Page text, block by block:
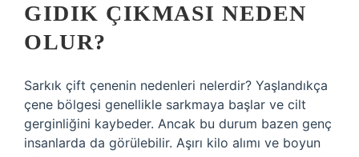
GIDIK ÇIKMASI NEDEN
OLUR?
Sarkık çift çenenin nedenleri nelerdir? Yaşlandıkça
çene bölgesi genellikle sarkmaya başlar ve cilt
gerginliğini kaybeder. Ancak bu durum bazen genç
insanlarda da görülebilir. Aşırı kilo alımı ve boyun